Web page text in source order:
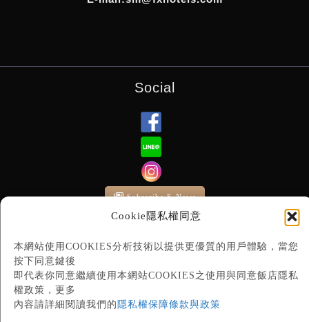
Cookie隱私權同意
本網站使用COOKIES分析技術以提供更優質的用戶體驗，當您
按下同意鍵後
即代表你同意繼續使用本網站COOKIES之使用與同意飯店隱私
權政策，更多
內容請詳細閱讀我們的 隱私權保障條款與政策
Social
Subscribe E-News